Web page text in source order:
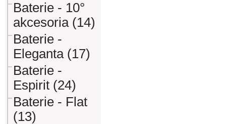
Baterie - 10°
akcesoria (14)
Baterie -
Eleganta (17)
Baterie -
Espirit (24)
Baterie - Flat
(13)